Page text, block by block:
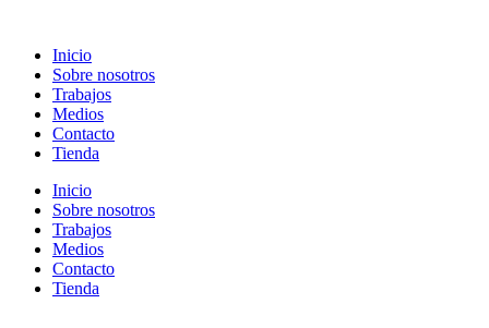
contenido
Inicio
Sobre nosotros
Trabajos
Medios
Contacto
Tienda
Inicio
Sobre nosotros
Trabajos
Medios
Contacto
Tienda